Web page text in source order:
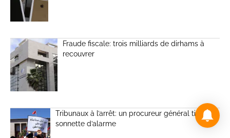
Fraude fiscale: trois milliards de dirhams à
recouvrer
Tribunaux à l’arrêt: un procureur général tire la
sonnette d’alarme